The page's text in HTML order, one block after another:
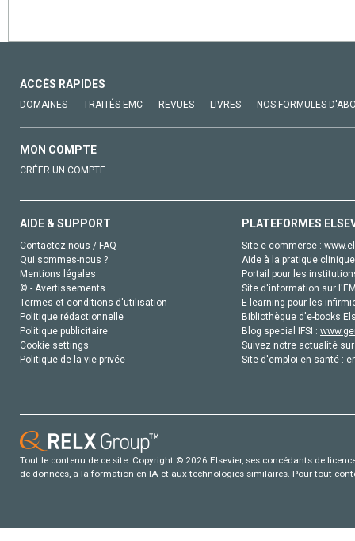
ACCÈS RAPIDES
DOMAINES TRAITÉS EMC REVUES LIVRES NOS FORMULES
MON COMPTE
CRÉER UN COMPTE
AIDE & SUPPORT
Contactez-nous / FAQ
Qui sommes-nous ?
Mentions légales
© - Avertissements
Termes et conditions d'utilisation
Politique rédactionnelle
Politique publicitaire
Cookie settings
Politique de la vie privée
PLATEFORMES
Site e-commerce :
Aide à la pratique
Portail pour les
Site d'information sur
E-learning pour les
Bibliothèque d'e-books
Blog special IFSI :
Suivez notre actualité
Site d'emploi en santé :
Tout le contenu de ce site: Copyright © 2026 Elsevier, ses concédants de
de données, a la formation en IA et aux technologies similaires. Pour tout